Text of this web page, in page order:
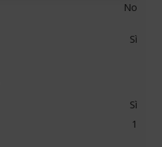
No
Sì
Sì
1